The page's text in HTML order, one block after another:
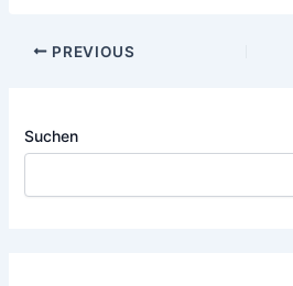
Post
PREVIOUS
Suchen